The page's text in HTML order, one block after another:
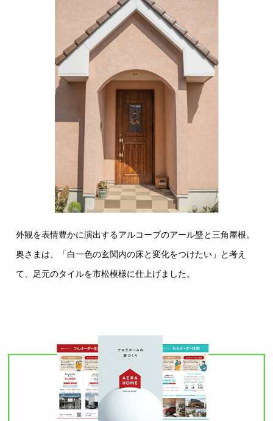
外観を表情豊かに演出するアルコーブのアール壁と三角屋根。
奥さまは、「白一色の玄関内の床と変化をつけたい」と考え
て、足元のタイルを市松模様に仕上げました。